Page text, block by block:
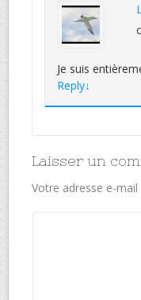
Je suis
Reply↓
Laisser un
Votre adresse e-